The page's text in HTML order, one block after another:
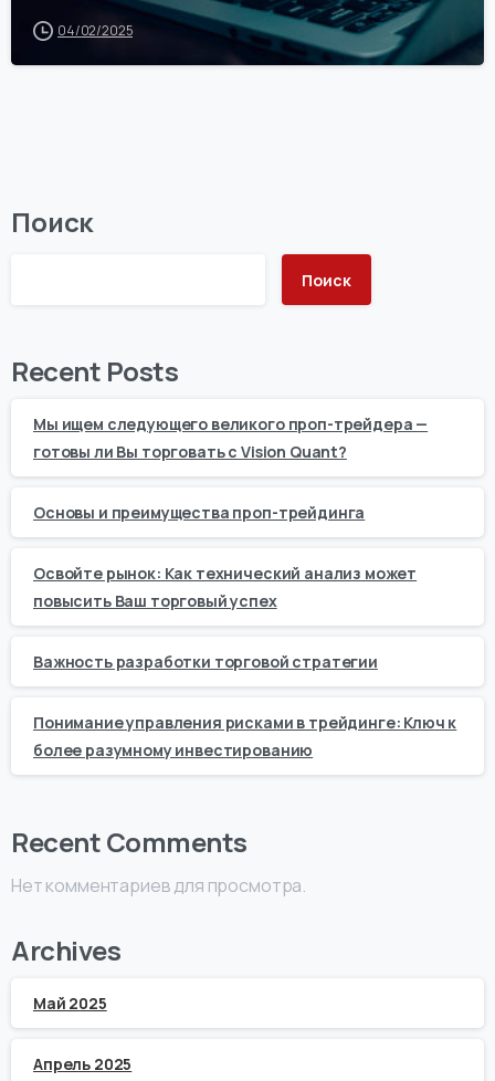
04/02/2025
Поиск
Поиск
Recent Posts
Мы ищем следующего великого проп-трейдера —
готовы ли Вы торговать с Vision Quant?
Основы и преимущества проп-трейдинга
Освойте рынок: Как технический анализ может
повысить Ваш торговый успех
Важность разработки торговой стратегии
Понимание управления рисками в трейдинге: Ключ к
более разумному инвестированию
Recent Comments
Нет комментариев для просмотра.
Archives
Май 2025
Апрель 2025